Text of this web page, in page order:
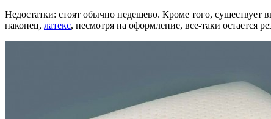
Недостатки: стоят обычно недешево. Кроме того, существует
наконец, латекс, несмотря на оформление, все-таки остается